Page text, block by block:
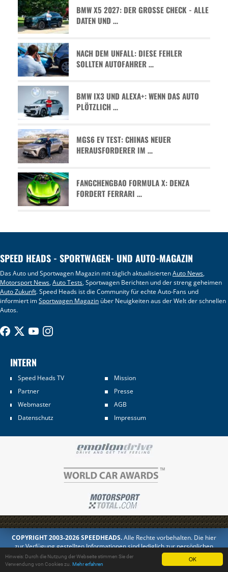
OK
Hinweis: Durch die Nutzung der Webseite stimmen Sie der
Verwendung von Cookies zu. Mehr erfahren
BMW X5 2027: DER GROSSE CHECK - ALLE D
ATEN UND …
NACH DEM UNFALL: DIESE FEHLER
SOLLTEN AUTOFAHRER …
BMW IX3 UND ALEXA+: WENN DAS AUTO
PLÖTZLICH …
MGS6 EV TEST: CHINAS NEUER
HERAUSFORDERER IM …
FANGCHENGBAO FORMULA X: DENZA
FORDERT FERRARI …
SPEED HEADS - SPORTWAGEN- UND AUTO-MAGAZIN
Das Auto und Sportwagen Magazin mit täglich aktualisiertenAuto News,
Motorsport News,Auto Tests, Sportwagen Berichten und der streng geheimen
Auto Zukunft. Speed Heads ist die Community für echte Auto-Fans und
informiert imSportwagen Magazin über Neuigkeiten aus der Welt der schnellen
Autos.
INTERN
Speed Heads TV
Mission
Partner
Presse
Webmaster
AGB
Datenschutz
Impressum
COPYRIGHT 2003-2026 SPEEDHEADS.Alle Rechte vorbehalten. Die hier
zur Verfügung gestellten Informationen sind lediglich zur persönlichen
Information bestimmt. Jedes Kopieren oder Veröffentlichen in anderer
Form ist untersagt.